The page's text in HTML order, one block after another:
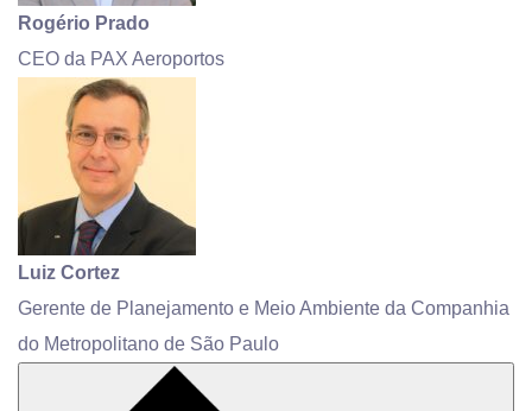
Rogério Prado
CEO da PAX Aeroportos
Luiz Cortez
Gerente de Planejamento e Meio Ambiente da Companhia
do Metropolitano de São Paulo